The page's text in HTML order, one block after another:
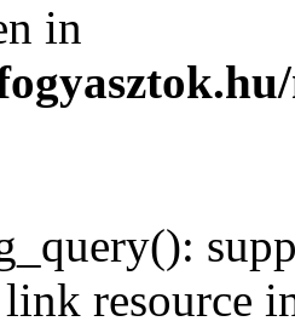
in
resource